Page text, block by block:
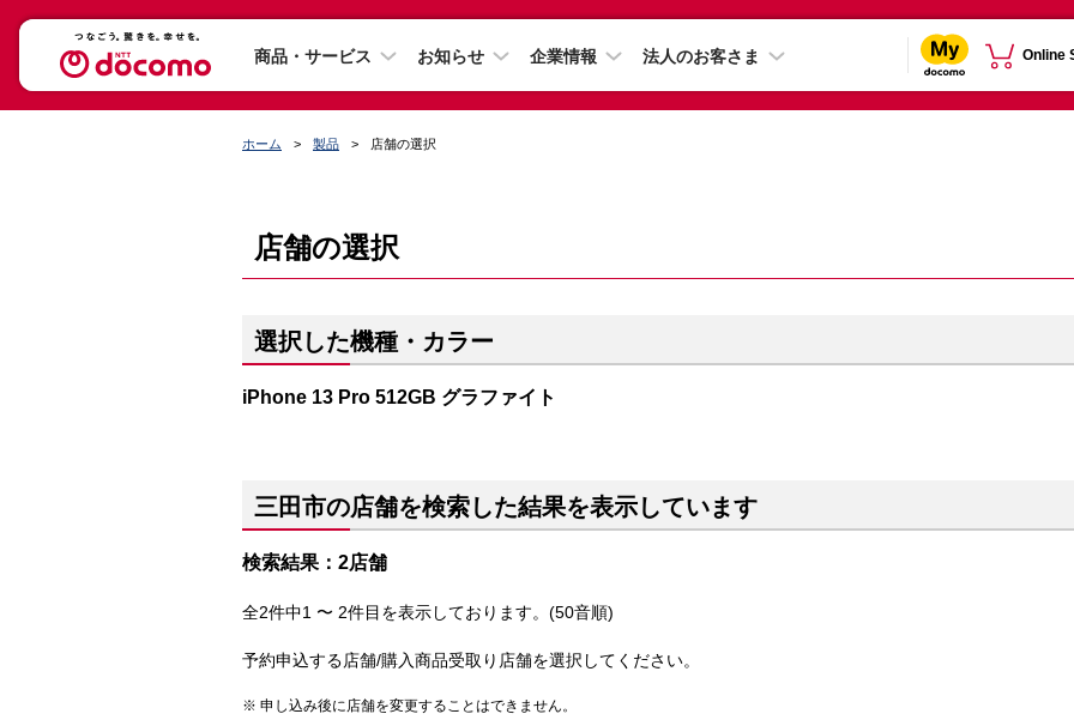
商品・サービス お知らせ 企業情報 法人のお客さま Online
ホーム 製品 店舗の選択
店舗の選択
選択した機種・カラー
iPhone 13 Pro 512GB グラファイト
三田市の店舗を検索した結果を表示しています
検索結果：2店舗
全2件中1 〜 2件目を表示しております。(50音順)
予約申込する店舗/購入商品受取り店舗を選択してください。
申し込み後に店舗を変更することはできません。